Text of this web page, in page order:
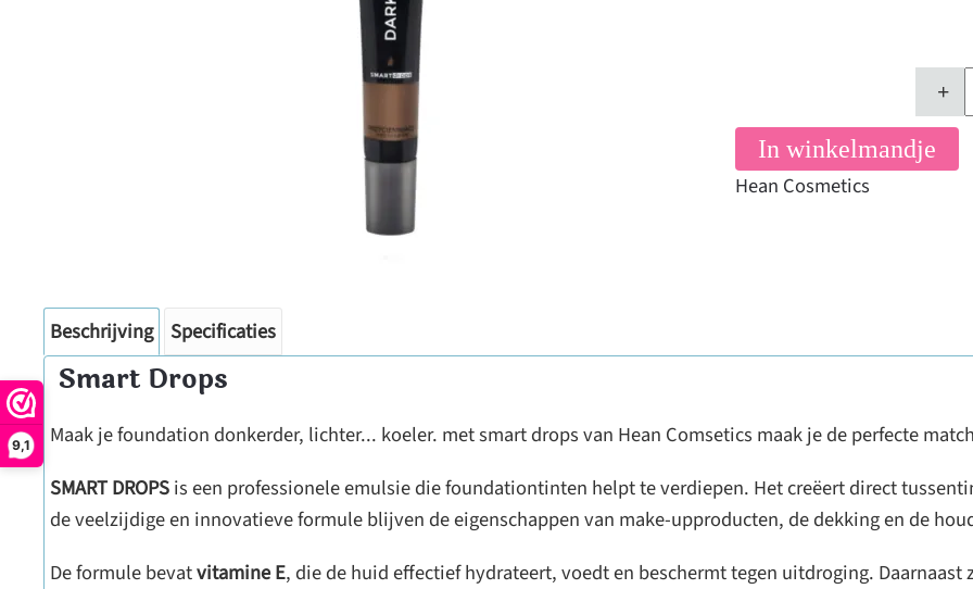
9,1
+
In winkelmandje
Hean Cosmetics
Beschrijving Specificaties
Smart Drops
Maak je foundation donkerder, lichter... koeler. met smart drops van Hean Comsetics maak je de perfecte
SMART DROPSis een professionele emulsie die foundationtinten helpt te verdiepen. Het creëert direct
de veelzijdige en innovatieve formule blijven de eigenschappen van make-upproducten, de dekking en de
De formule bevatvitamine E, die de huid effectief hydrateert, voedt en beschermt tegen uitdroging.